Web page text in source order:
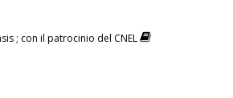
; con il patrocinio del CNEL